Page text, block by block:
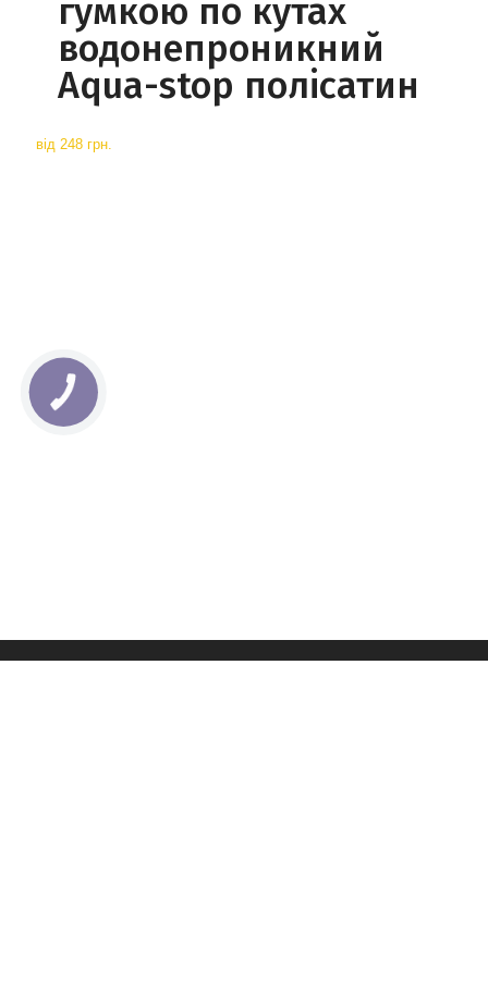
гумкою по кутах
водонепроникний
Aqua-stop полісатин
від 248 грн.
КНОПКА
СВЯЗИ